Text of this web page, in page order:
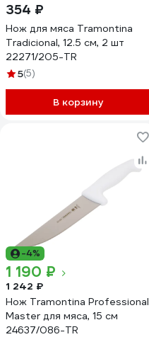
354 ₽
Нож для мяса Tramontina
Tradicional, 12.5 см, 2 шт
22271/205-TR
5(5)
В корзину
-4%
1 190 ₽
1 242 ₽
Нож Tramontina Professional
Master для мяса, 15 см
24637/086-TR